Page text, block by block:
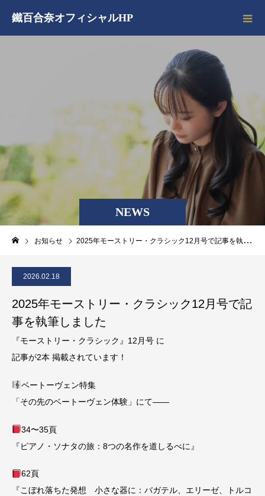
鐵百合奈オフィシャルHP
NEWS
お知らせ 2025年モーストリー・クラシック12月号で記事を執筆しました
2026.02.18
2025年モーストリー・クラシック12月号で記
事を執筆しました
『モーストリー・クラシック』12月号 に
記事が2本 掲載されています！
ベートーヴェン特集
「その先のベートーヴェン体験」にて——
34〜35頁
『ピアノ・ソナタの旅：8つの名作を道しるべに』
62頁
『こぼれ落ちた発想 小さな器に：バガテル、エリーゼ、トルコ